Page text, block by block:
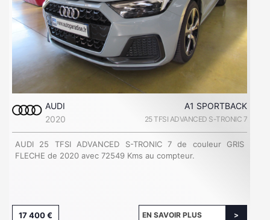
AUDI
A1 SPORTBACK
2020
25 TFSI ADVANCED S-TRONIC 7
AUDI 25 TFSI ADVANCED S-TRONIC 7 de couleur GRIS
FLECHE de 2020 avec 72549 Kms au compteur.
17 400 € EN SAVOIR PLUS